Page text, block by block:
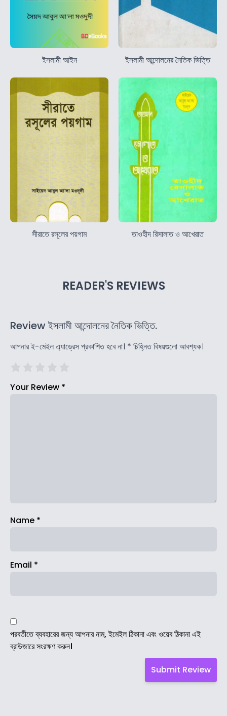
ইসলামী আইন ইসলামী আন্দোলনের নৈতিক ভিত্তি
সীরাতে রসূলের পয়গাম তাওহীদ রিসালাত ও আখেরাত
READER'S REVIEWS
Review ইসলামী আন্দোলনের নৈতিক ভিত্তি.
আপনার ই-মেইল এ্যাড্রেস প্রকাশিত হবে না। * চিহ্নিত বিষয়গুলো আবশ্যক।
Your Review *
Name *
Email *
পরবর্তীতে ব্যবহারের জন্য আপনার নাম, ইমেইল ঠিকানা এবং ওয়েব ঠিকানা এই
ব্রাউজারে সংরক্ষণ করুন।